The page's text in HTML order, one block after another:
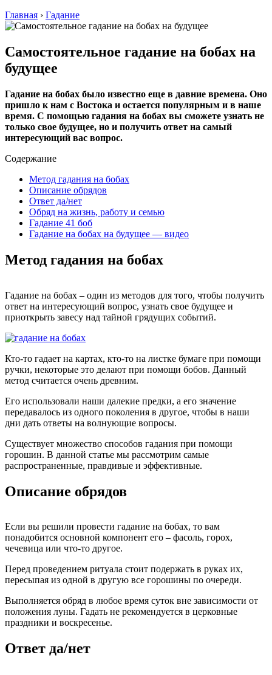
Главная › Гадание
Самостоятельное гадание на бобах на
будущее
Гадание на бобах было известно еще в давние времена. Оно
пришло к нам с Востока и остается популярным и в наше
время. С помощью гадания на бобах вы сможете узнать не
только свое будущее, но и получить ответ на самый
интересующий вас вопрос.
Содержание
Метод гадания на бобах
Описание обрядов
Ответ да/нет
Обряд на жизнь, работу и семью
Гадание 41 боб
Гадание на бобах на будущее — видео
Метод гадания на бобах
Гадание на бобах – один из методов для того, чтобы получить
ответ на интересующий вопрос, узнать свое будущее и
приоткрыть завесу над тайной грядущих событий.
Кто-то гадает на картах, кто-то на листке бумаге при помощи
ручки, некоторые это делают при помощи бобов. Данный
метод считается очень древним.
Его использовали наши далекие предки, а его значение
передавалось из одного поколения в другое, чтобы в наши
дни дать ответы на волнующие вопросы.
Существует множество способов гадания при помощи
горошин. В данной статье мы рассмотрим самые
распространенные, правдивые и эффективные.
Описание обрядов
Если вы решили провести гадание на бобах, то вам
понадобится основной компонент его – фасоль, горох,
чечевица или что-то другое.
Перед проведением ритуала стоит подержать в руках их,
пересыпая из одной в другую все горошины по очереди.
Выполняется обряд в любое время суток вне зависимости от
положения луны. Гадать не рекомендуется в церковные
праздники и воскресенье.
Ответ да/нет